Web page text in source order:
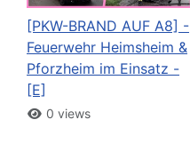
[PKW-BRAND AUF A8] -
Feuerwehr Heimsheim &
Pforzheim im Einsatz -
[E]
0 views